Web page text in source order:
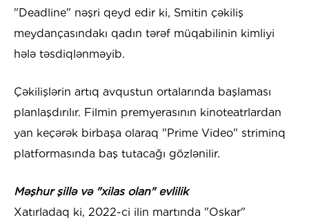
"Deadline" nəşri qeyd edir ki, Smitin çəkiliş
meydançasındakı qadın tərəf müqabilinin kimliyi
hələ təsdiqlənməyib.
Çəkilişlərin artıq avqustun ortalarında başlaması
planlaşdırılır. Filmin premyerasının kinoteatrlardan
yan keçərək birbaşa olaraq "Prime Video" striminq
platformasında baş tutacağı gözlənilir.
Məşhur şillə və "xilas olan" evlilik
Xatırladaq ki, 2022-ci ilin martında "Oskar"